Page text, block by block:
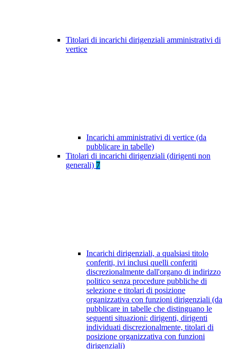
Titolari di incarichi dirigenziali amministrativi di
vertice
Incarichi amministrativi di vertice (da
pubblicare in tabelle)
Titolari di incarichi dirigenziali (dirigenti non
generali) 7
Incarichi dirigenziali, a qualsiasi titolo
conferiti, ivi inclusi quelli conferiti
discrezionalmente dall'organo di indirizzo
politico senza procedure pubbliche di
selezione e titolari di posizione
organizzativa con funzioni dirigenziali (da
pubblicare in tabelle che distinguano le
seguenti situazioni: dirigenti, dirigenti
individuati discrezionalmente, titolari di
posizione organizzativa con funzioni
dirigenziali)